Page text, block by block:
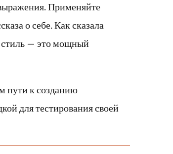
Применяйте
о себе. Как сказала
стиль — это мощный
пути к созданию
для тестирования своей